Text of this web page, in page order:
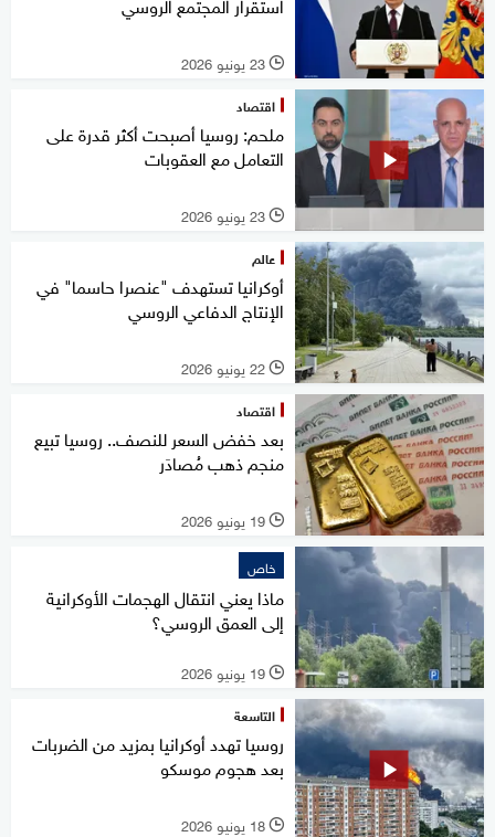
l 23 يونيو 2026
اقتصاد
ملحم: روسيا أصبحت أكثر قدرة على
التعامل مع العقوبات
l 23 يونيو 2026
عالم
أوكرانيا تستهدف "عنصرا حاسما" في
الإنتاج الدفاعي الروسي
l 22 يونيو 2026
اقتصاد
بعد خفض السعر للنصف.. روسيا تبيع
منجم ذهب مُصادَر
l 19 يونيو 2026
خاص
ماذا يعني انتقال الهجمات الأوكرانية
إلى العمق الروسي؟
l 19 يونيو 2026
التاسعة
روسيا تهدد أوكرانيا بمزيد من الضربات
بعد هجوم موسكو
l 18 يونيو 2026